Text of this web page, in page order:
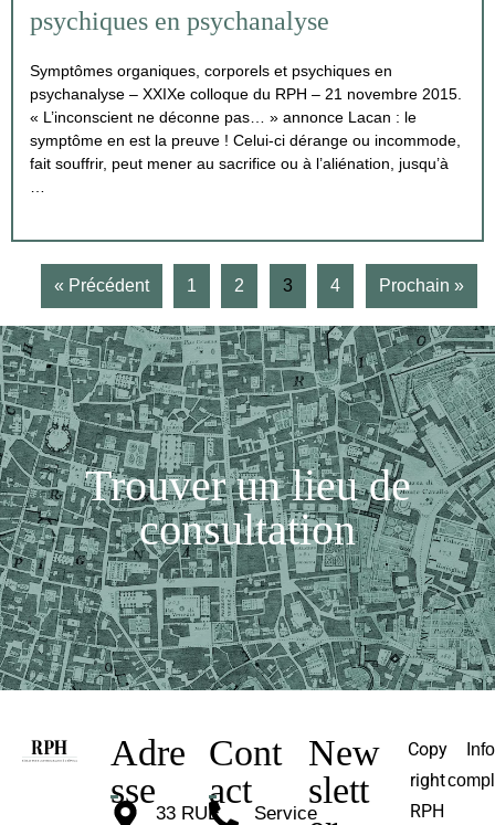
psychiques en psychanalyse
Symptômes organiques, corporels et psychiques en
psychanalyse – XXIXe colloque du RPH – 21 novembre 2015.
« L’inconscient ne déconne pas… » annonce Lacan : le
symptôme en est la preuve ! Celui-ci dérange ou incommode,
fait souffrir, peut mener au sacrifice ou à l’aliénation, jusqu’à
« Précédent 1 2 3 4 Prochain »
Trouver un lieu de
consultation
Adre
sse
33 RUE
Cont
act
Service
New
slett
Copy
right
RPH